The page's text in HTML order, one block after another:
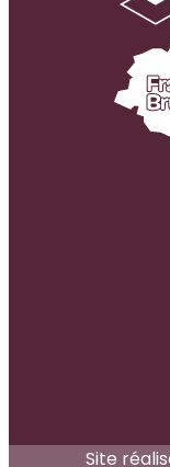
Site